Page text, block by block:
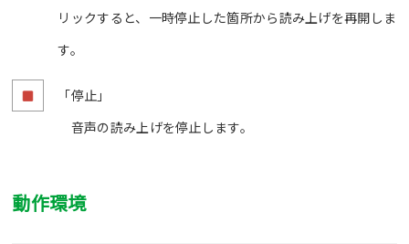
リックすると、一時停止した箇所から読み上げを再開しま
す。
「停止」
音声の読み上げを停止します。
動作環境